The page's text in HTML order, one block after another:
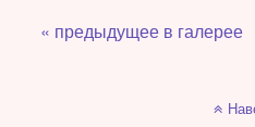
« предыдущее в галерее